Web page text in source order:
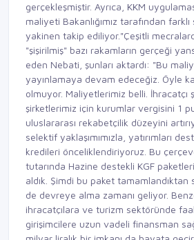
gerçekleşmiştir. Ayrıca, KKM
maliyeti Bakanlığımız tarafından
yakinen takip ediliyor."Çeşitli
"şişirilmiş" bazı rakamların gerçeği
eden Nebati, şunları aktardı: "Bu
yayınlamaya devam edeceğiz. Öyle
olmuyor. Maliyetlerimiz belli. İhracatçı
şirketlerimiz için kurumlar vergisini 1
uluslararası rekabetçilik düzeyini
selektif yaklaşımımızla, yatırımları
kredileri önceliklendiriyoruz. Bu
tutarında Hazine destekli KGF
aldık. Şimdi bu paket
de devreye alma zamanı geliyor.
ihracatçılara ve turizm sektöründe
girişimcilere uzun vadeli finansman